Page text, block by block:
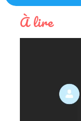
À lire